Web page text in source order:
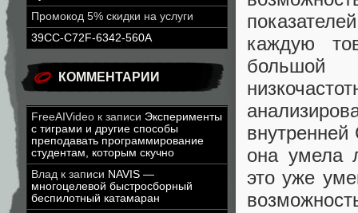
Промокод 5% скидки на услуги
39CC-C72F-6342-560A
КОММЕНТАРИИ
FreeAIVideo к записи Эксперименты
с тиграми и другие способы
преподавать программирование
студентам, которым скучно
Влад к записи NAVIS —
многоцелевой быстросборный
беспилотный катамаран
каждую
большой
она умела
это уже